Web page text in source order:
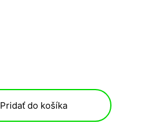
Pridať do košíka